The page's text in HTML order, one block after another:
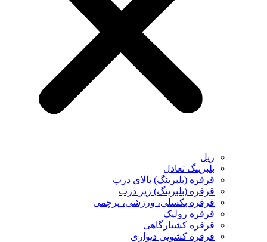
ریل
بلبرینگ تعادل
قرقره (بلبرینگ) بالای درب
قرقره (بلبرینگ) زیر درب
قرقره بکسلی، ورزشی، پرچمی
قرقره رولیک
قرقره کشتارگاهی
قرقره کشویی دیواری